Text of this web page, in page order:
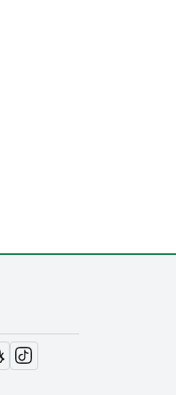
window
in new window
opens in new window